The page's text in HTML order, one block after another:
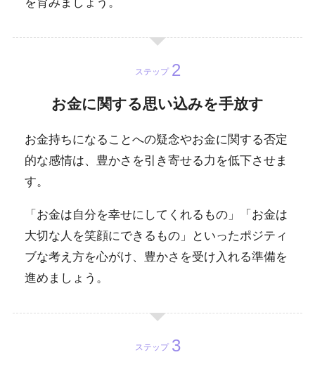
ステップ
お金に関する思い込みを手放す
お金持ちになることへの疑念やお金に関する否定
的な感情は、豊かさを引き寄せる力を低下させま
す。
「お金は自分を幸せにしてくれるもの」「お金は
大切な人を笑顔にできるもの」といったポジティ
ブな考え方を心がけ、豊かさを受け入れる準備を
進めましょう。
ステップ